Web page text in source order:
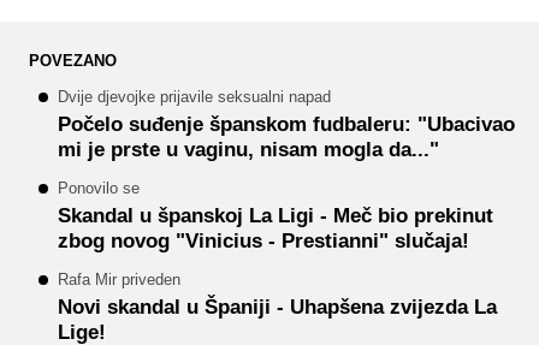
POVEZANO
Dvije djevojke prijavile seksualni napad
Počelo suđenje španskom fudbaleru: "Ubacivao
mi je prste u vaginu, nisam mogla da..."
Ponovilo se
Skandal u španskoj La Ligi - Meč bio prekinut
zbog novog "Vinicius - Prestianni" slučaja!
Rafa Mir priveden
Novi skandal u Španiji - Uhapšena zvijezda La
Lige!